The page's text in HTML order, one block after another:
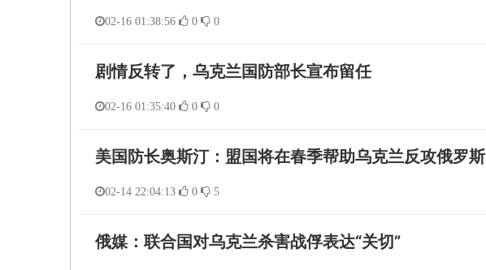
02-16 01:38:56 0 0
剧情反转了，乌克兰国防部长宣布留任
02-16 01:35:40 0 0
美国防长奥斯汀：盟国将在春季帮助乌克兰反攻俄罗斯
02-14 22:04:13 0 5
俄媒：联合国对乌克兰杀害战俘表达“关切”